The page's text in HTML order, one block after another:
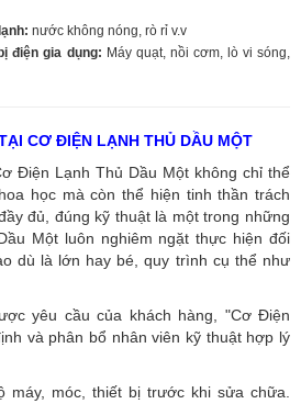
nước không nóng, rò rỉ v.v
điện gia dụng: Máy quạt, nồi cơm, lò vi sóng,
CƠ ĐIỆN LẠNH THỦ DẦU MỘT
Điện Lạnh Thủ Dầu Một không chỉ thể
học mà còn thể hiện tinh thần trách
đủ, đúng kỹ thuật là một trong những
Một luôn nghiêm ngặt thực hiện đối
dù là lớn hay bé, quy trình cụ thể như
yêu cầu của khách hàng, "Cơ Điện
và phân bổ nhân viên kỹ thuật hợp lý
máy, móc, thiết bị trước khi sửa chữa.